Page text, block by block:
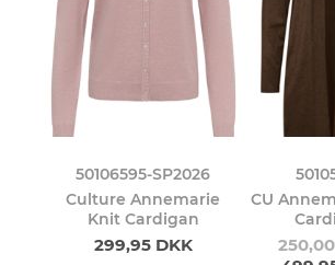
50106595-SP2026
Culture Annemarie
Knit Cardigan
299,95 DKK
CU